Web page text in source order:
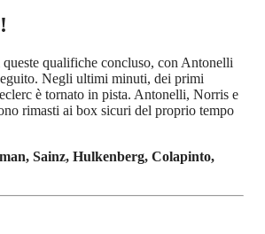
qualifiche concluso, con Antonelli
Negli ultimi minuti, dei primi
è tornato in pista. Antonelli, Norris e
rimasti ai box sicuri del proprio tempo
Sainz, Hulkenberg, Colapinto,